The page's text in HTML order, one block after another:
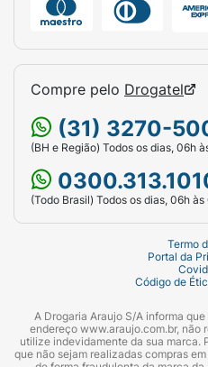
Compre pelo Drogatel
(31) 3270-
(BH e Região) Todos os dias, 06h
(Todo Brasil) Todos os dias, 06h
Termo
Portal da
Código de
A Drogaria Araujo S/A informa
endereço www.araujo.com.br, não
utilize indevidamente da sua marca.
que não sejam realizadas compras